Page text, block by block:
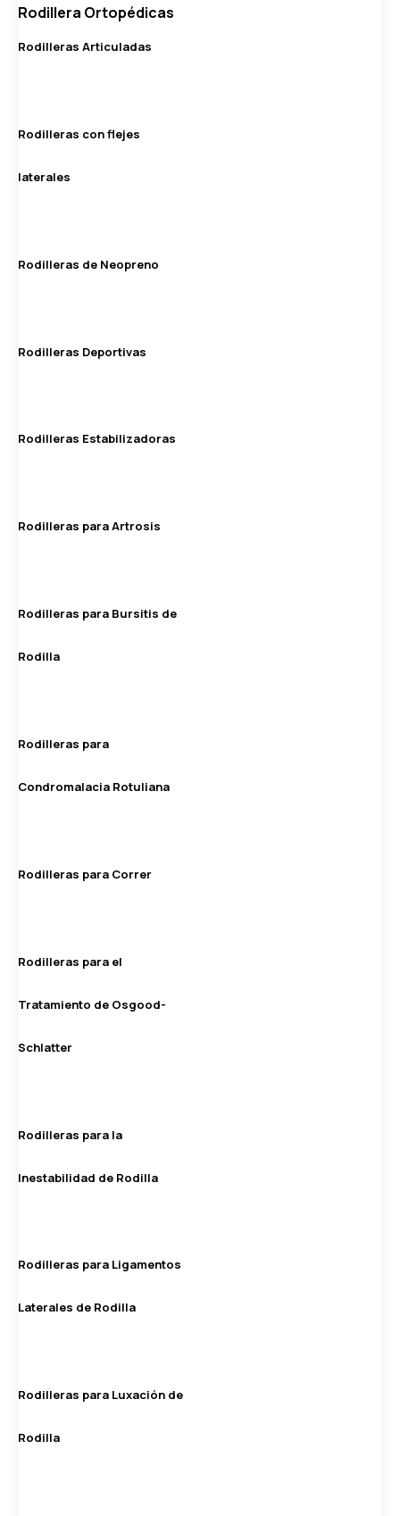
Rodillera Ortopédicas
Rodilleras Articuladas
Rodilleras con flejes
laterales
Rodilleras de Neopreno
Rodilleras Deportivas
Rodilleras Estabilizadoras
Rodilleras para Artrosis
Rodilleras para Bursitis de
Rodilla
Rodilleras para
Condromalacia Rotuliana
Rodilleras para Correr
Rodilleras para el
Tratamiento de Osgood-
Schlatter
Rodilleras para la
Inestabilidad de Rodilla
Rodilleras para Ligamentos
Laterales de Rodilla
Rodilleras para Luxación de
Rodilla